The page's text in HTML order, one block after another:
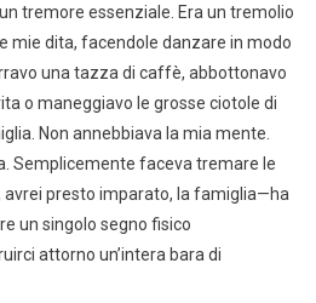
tremore essenziale. Era un tremolio
mie dita, facendole danzare in modo
una tazza di caffè, abbottonavo
o maneggiavo le grosse ciotole di
Non annebbiava la mia mente.
Semplicemente faceva tremare le
presto imparato, la famiglia—ha
un singolo segno fisico
attorno un’intera bara di